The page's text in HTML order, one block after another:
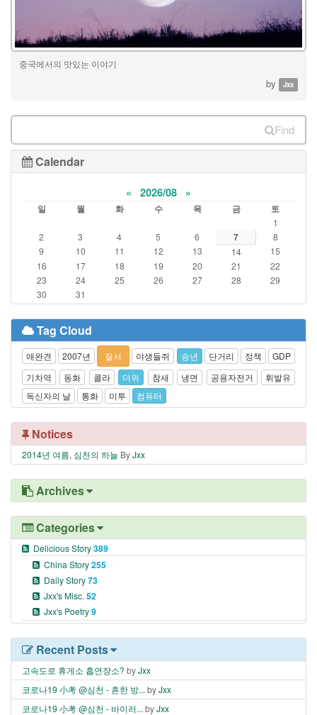
중국에서의 맛있는 이야기
by Jxx
Find
Calendar
« 2026/08 »
일 월 화 수 목 금 토
1
2
3 4 5 6 7
8
9
10 11 12 13 14
15
16
17 18 19 20 21
22
23
24 25 26 27 28
29
30
31
Tag Cloud
애완견 2007년 질서 야생들쥐 송년 단거리 정책
GDP
기차역
동화 콜라 더위 참새 냉면 공용자전거
휘발유
독신자의 날
통화 미투 컴퓨터
Notices
2014년 여름, 심천의 하늘 ByJxx
Archives
Categories
Delicious Story389
China Story255
Daily Story73
Jxx's Misc. 52
Jxx's Poetry9
Recent Posts
고속도로 휴게소 흡연장소? byJxx
코로나19 小考 @심천 - 흔한 방... byJxx
코로나19 小考 @심천 - 바이러... byJxx